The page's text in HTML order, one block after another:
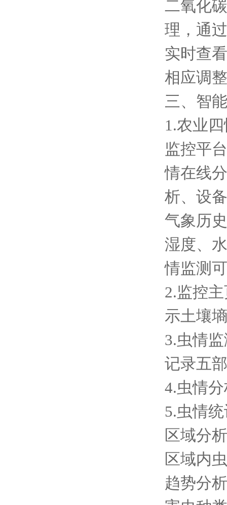
二氧化
理，通
实时查
相应调
三、智
1.农业
监控平
情在线
析、设
气象历
湿度、
情监测
2.监控
示土壤
3.虫情
记录五
4.虫情
5.虫情
区域分
区域内
趋势分